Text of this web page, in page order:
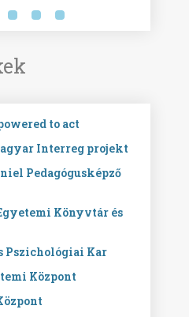
to act
Interreg projekt
Pedagógusképző
Könyvtár és
Pszichológiai Kar
Központ